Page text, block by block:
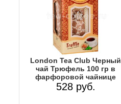
Lоndon Tea Club Черный
чай Трюфель 100 гр в
фарфоровой чайнице
528 руб.